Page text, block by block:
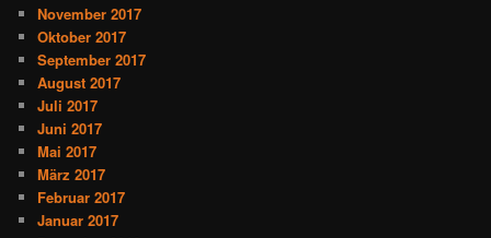
November 2017
Oktober 2017
September 2017
August 2017
Juli 2017
Juni 2017
Mai 2017
März 2017
Februar 2017
Januar 2017